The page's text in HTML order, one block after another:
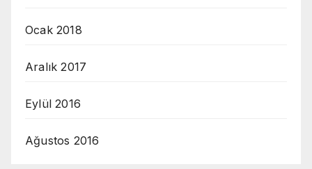
Ocak 2018
Aralık 2017
Eylül 2016
Ağustos 2016